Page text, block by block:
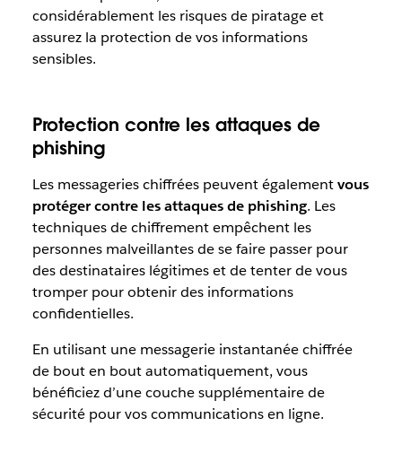
considérablement les risques de piratage et
assurez la protection de vos informations
sensibles.
Protection contre les attaques de
phishing
Les messageries chiffrées peuvent égalementvous
protéger contre les attaques de phishing. Les
techniques de chiffrement empêchent les
personnes malveillantes de se faire passer pour
des destinataires légitimes et de tenter de vous
tromper pour obtenir des informations
confidentielles.
En utilisant une messagerie instantanée chiffrée
de bout en bout automatiquement, vous
bénéficiez d’une couche supplémentaire de
sécurité pour vos communications en ligne.